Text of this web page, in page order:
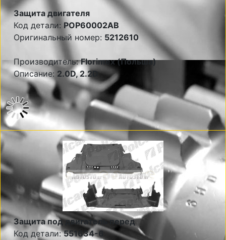
Защита двигателя
Код детали: POP60002AB
Оригинальный номер: 5212610
Производитель:Florimex (Польша)
Описание: 2.0D, 2.2D
Защита под двигатель перед
Код детали:551634-6